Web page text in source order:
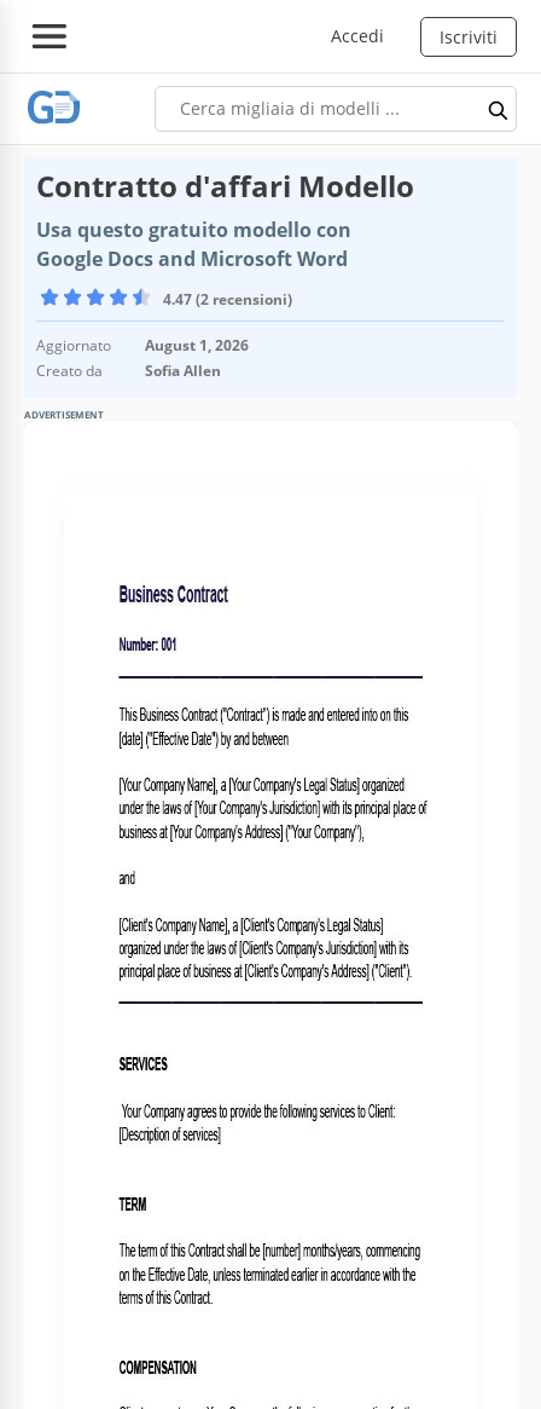
Accedi Iscriviti
Contratto d'affari Modello
Usa questo gratuito modello con
Google Docs and Microsoft Word
4.47 (2 recensioni)
Aggiornato
August 1, 2026
Creato da
Sofia Allen
ADVERTISEMENT